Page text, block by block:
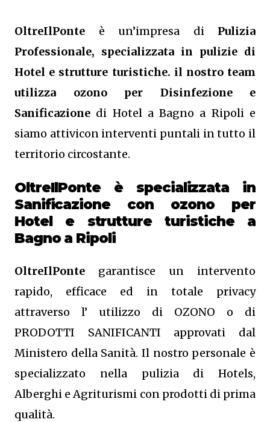
OltreIlPonte è un’impresa di Pulizia
Professionale, specializzata in pulizie di
Hotel e strutture turistiche. il nostro team
utilizza ozono per Disinfezione e
Sanificazione di Hotel a Bagno a Ripoli e
siamo attivicon interventi puntali in tutto il
territorio circostante.
OltreIlPonte è specializzata in
Sanificazione con ozono per
Hotel e strutture turistiche a
Bagno a Ripoli
OltreIlPonte garantisce un intervento
rapido, efficace ed in totale privacy
attraverso l’ utilizzo di OZONO o di
PRODOTTI SANIFICANTI approvati dal
Ministero della Sanità. Il nostro personale è
specializzato nella pulizia di Hotels,
Alberghi e Agriturismi con prodotti di prima
qualità.